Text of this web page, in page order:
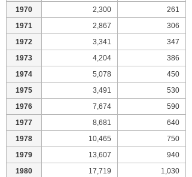
1970
2,300
261
1971
2,867
306
1972
3,341
347
1973
4,204
386
1974
5,078
450
1975
3,491
530
1976
7,674
590
1977
8,681
640
1978
10,465
750
1979
13,607
940
1980
17,719
1,030